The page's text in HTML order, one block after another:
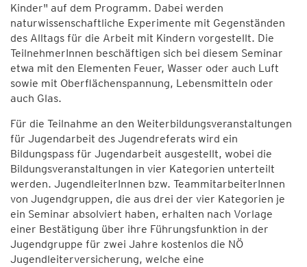
Kinder" auf dem Programm. Dabei werden
naturwissenschaftliche Experimente mit Gegenständen
des Alltags für die Arbeit mit Kindern vorgestellt. Die
TeilnehmerInnen beschäftigen sich bei diesem Seminar
etwa mit den Elementen Feuer, Wasser oder auch Luft
sowie mit Oberflächenspannung, Lebensmitteln oder
auch Glas.
Für die Teilnahme an den Weiterbildungsveranstaltungen
für Jugendarbeit des Jugendreferats wird ein
Bildungspass für Jugendarbeit ausgestellt, wobei die
Bildungsveranstaltungen in vier Kategorien unterteilt
werden. JugendleiterInnen bzw. TeammitarbeiterInnen
von Jugendgruppen, die aus drei der vier Kategorien je
ein Seminar absolviert haben, erhalten nach Vorlage
einer Bestätigung über ihre Führungsfunktion in der
Jugendgruppe für zwei Jahre kostenlos die NÖ
Jugendleiterversicherung, welche eine